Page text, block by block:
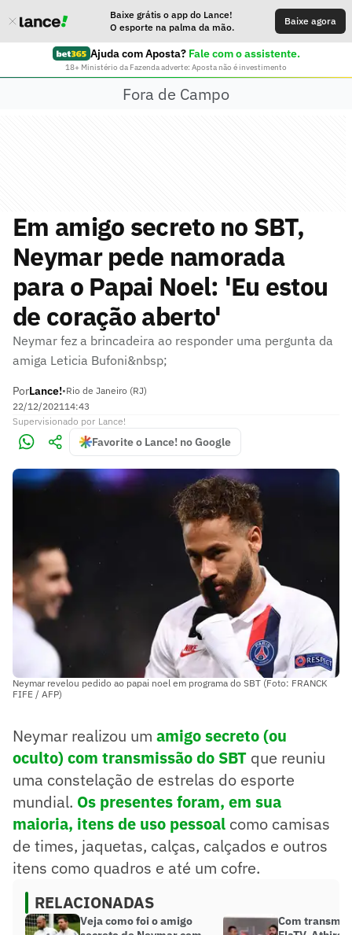
Baixe grátis o app do Lance!
O esporte na palma da mão.
Baixe agora
Ajuda com Aposta? Fale com o assistente.
18+ Ministério da Fazenda adverte: Aposta não é investimento
Fora de Campo
Em amigo secreto no SBT,
Neymar pede namorada
para o Papai Noel: 'Eu estou
de coração aberto'
Neymar fez a brincadeira ao responder uma pergunta da
amiga Leticia Bufoni&nbsp;
PorLance!•Rio de Janeiro (RJ)
22/12/202114:43
Supervisionado por Lance!
Favorite o Lance! no Google
Neymar revelou pedido ao papai noel em programa do SBT (Foto: FRANCK
FIFE / AFP)
Neymar realizou um amigo secreto (ou
oculto) com transmissão do SBT que reuniu
uma constelação de estrelas do esporte
mundial. Os presentes foram, em sua
maioria, itens de uso pessoal como camisas
de times, jaquetas, calças, calçados e outros
itens como quadros e até um cofre.
RELACIONADAS
Veja como foi o amigo
Com